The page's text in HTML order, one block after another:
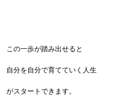
この一歩が踏み出せると
自分を自分で育てていく人生
がスタートできます。